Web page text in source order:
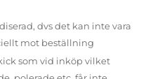
dvs det kan inte vara
mot beställning
som vid inköp vilket